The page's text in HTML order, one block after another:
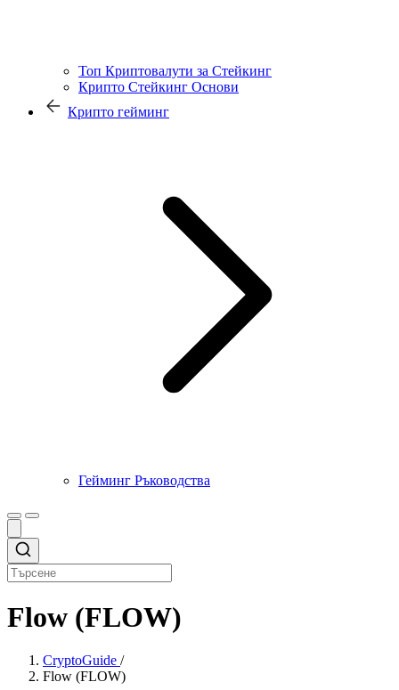
Топ Криптовалути за Стейкинг
Крипто Стейкинг Основи
Крипто гейминг
Гейминг Ръководства
Flow (FLOW)
CryptoGuide /
Flow (FLOW)